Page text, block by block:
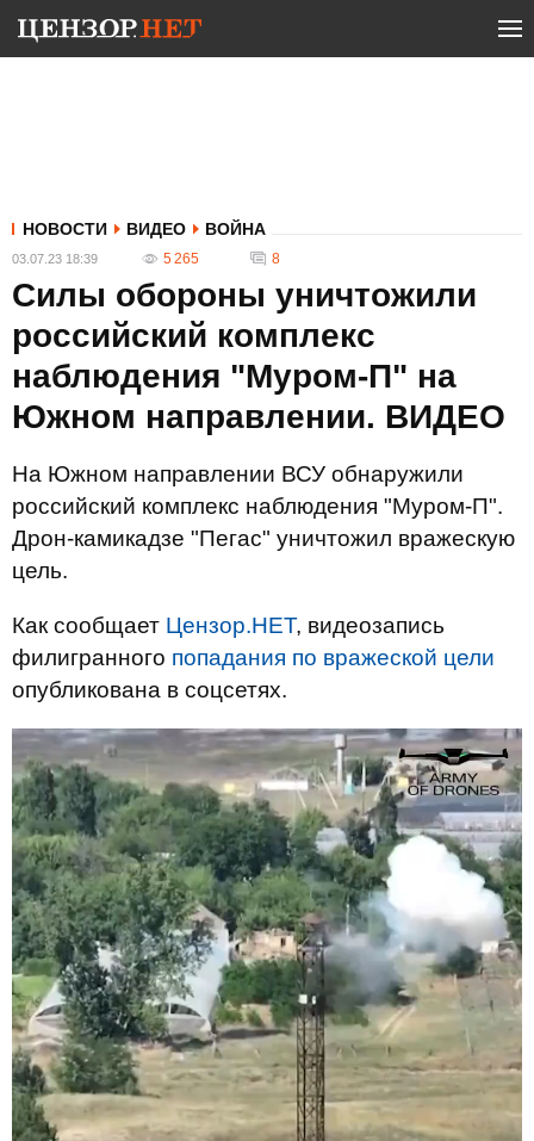
НОВОСТИ ВИДЕО ВОЙНА
03.07.23 18:39 5 265 8
Силы обороны уничтожили
российский комплекс
наблюдения "Муром-П" на
Южном направлении. ВИДЕО
На Южном направлении ВСУ обнаружили
российский комплекс наблюдения "Муром-П".
Дрон-камикадзе "Пегас" уничтожил вражескую
цель.
Как сообщает Цензор.НЕТ, видеозапись
филигранного попадания по вражеской цели
опубликована в соцсетях.